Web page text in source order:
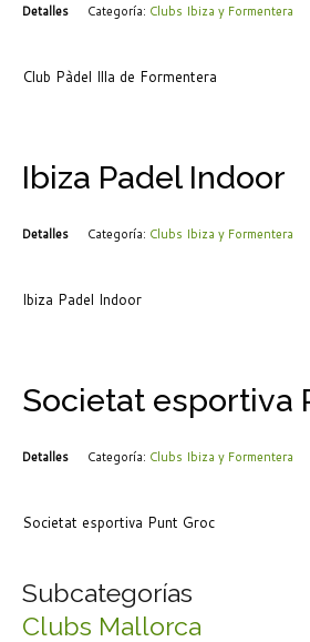
Detalles Categoría: Clubs Ibiza y Formentera
Club Pàdel Illa de Formentera
Ibiza Padel Indoor
Detalles Categoría: Clubs Ibiza y Formentera
Ibiza Padel Indoor
Societat esportiva
Detalles Categoría: Clubs Ibiza y Formentera
Societat esportiva Punt Groc
Subcategorías
Clubs Mallorca